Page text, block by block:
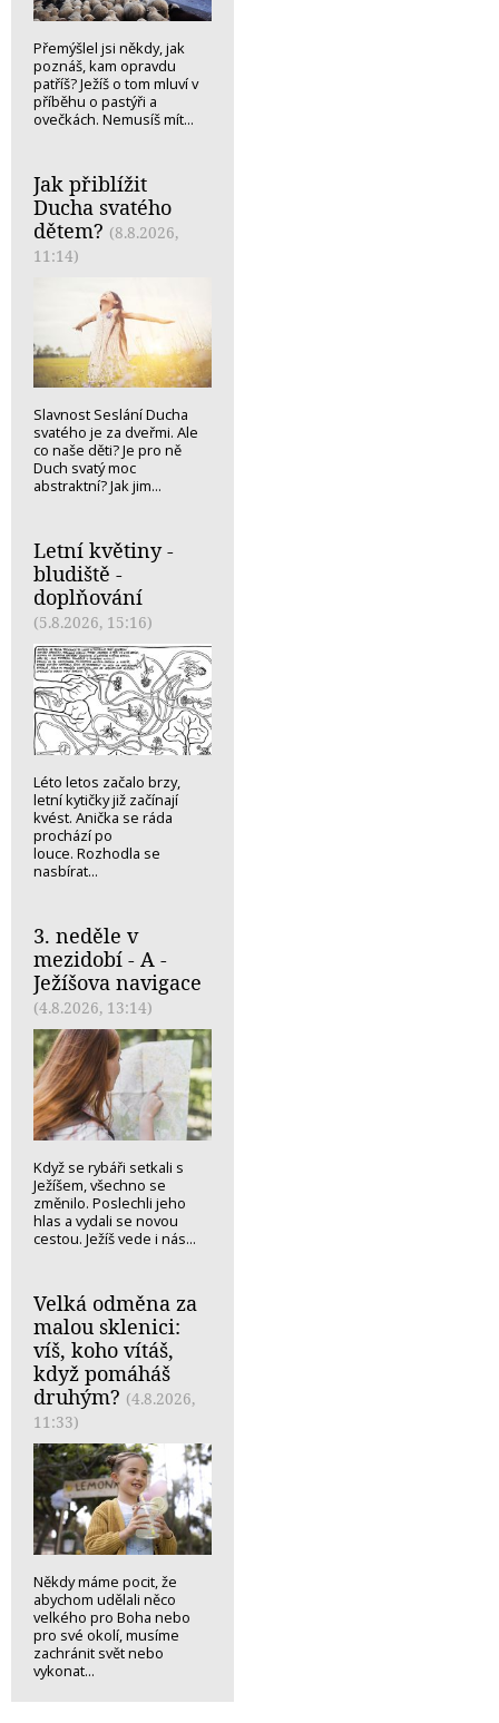
Přemýšlel jsi někdy, jak
poznáš, kam opravdu
patříš? Ježíš o tom mluví v
příběhu o pastýři a
ovečkách. Nemusíš mít...
Jak přiblížit
Ducha svatého
dětem? (8.8.2026,
11:14)
Slavnost Seslání Ducha
svatého je za dveřmi. Ale
co naše děti? Je pro ně
Duch svatý moc
abstraktní? Jak jim...
Letní květiny -
bludiště -
doplňování
(5.8.2026, 15:16)
Léto letos začalo brzy,
letní kytičky již začínají
kvést. Anička se ráda
prochází po
louce. Rozhodla se
nasbírat...
3. neděle v
mezidobí - A -
Ježíšova navigace
(4.8.2026, 13:14)
Když se rybáři setkali s
Ježíšem, všechno se
změnilo. Poslechli jeho
hlas a vydali se novou
cestou. Ježíš vede i nás...
Velká odměna za
malou sklenici:
víš, koho vítáš,
když pomáháš
druhým? (4.8.2026,
11:33)
Někdy máme pocit, že
abychom udělali něco
velkého pro Boha nebo
pro své okolí, musíme
zachránit svět nebo
vykonat...